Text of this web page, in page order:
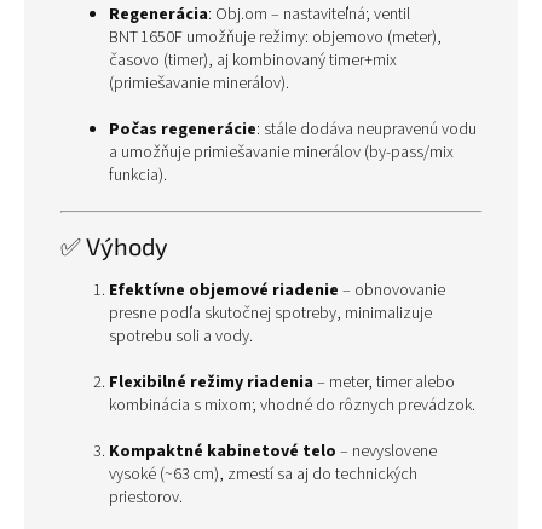
Regenerácia: Obj.om – nastaviteľná; ventil
BNT 1650F umožňuje režimy: objemovo (meter),
časovo (timer), aj kombinovaný timer+mix
(primiešavanie minerálov).
Počas regenerácie: stále dodáva neupravenú vodu
a umožňuje primiešavanie minerálov (by‑pass/mix
funkcia).
✅ Výhody
Efektívne objemové riadenie – obnovovanie
presne podľa skutočnej spotreby, minimalizuje
spotrebu soli a vody.
Flexibilné režimy riadenia – meter, timer alebo
kombinácia s mixom; vhodné do rôznych prevádzok.
Kompaktné kabinetové telo – nevyslovene
vysoké (~63 cm), zmestí sa aj do technických
priestorov.